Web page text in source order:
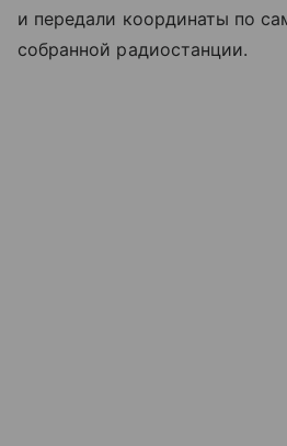
и передали координаты по
собранной радиостанции.